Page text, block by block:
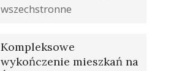
wszechstronne
Kompleksowe
wykończenie mieszkań na